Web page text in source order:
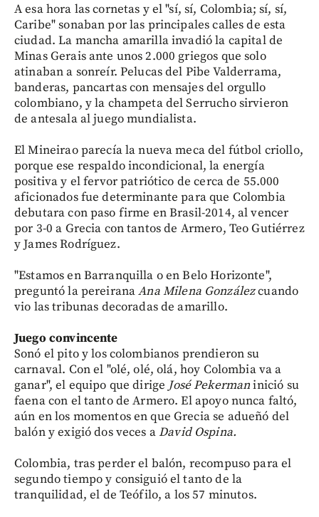
A esa hora las cornetas y el "sí, sí, Colombia; sí, sí,
Caribe" sonaban por las principales calles de esta
ciudad. La mancha amarilla invadió la capital de
Minas Gerais ante unos 2.000 griegos que solo
atinaban a sonreír. Pelucas del Pibe Valderrama,
banderas, pancartas con mensajes del orgullo
colombiano, y la champeta del Serrucho sirvieron
de antesala al juego mundialista.
El Mineirao parecía la nueva meca del fútbol criollo,
porque ese respaldo incondicional, la energía
positiva y el fervor patriótico de cerca de 55.000
aficionados fue determinante para que Colombia
debutara con paso firme en Brasil-2014, al vencer
por 3-0 a Grecia con tantos de Armero, Teo Gutiérrez
y James Rodríguez.
"Estamos en Barranquilla o en Belo Horizonte",
preguntó la pereiranaAna Milena Gonzálezcuando
vio las tribunas decoradas de amarillo.
Juego convincente
Sonó el pito y los colombianos prendieron su
carnaval. Con el "olé, olé, olá, hoy Colombia va a
ganar", el equipo que dirige José Pekermaninició su
faena con el tanto de Armero. El apoyo nunca faltó,
aún en los momentos en que Grecia se adueñó del
balón y exigió dos veces aDavid Ospina.
Colombia, tras perder el balón, recompuso para el
segundo tiempo y consiguió el tanto de la
tranquilidad, el de Teófilo, a los 57 minutos.